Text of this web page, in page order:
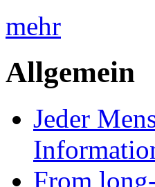
mehr
Allgemein
Jeder
From